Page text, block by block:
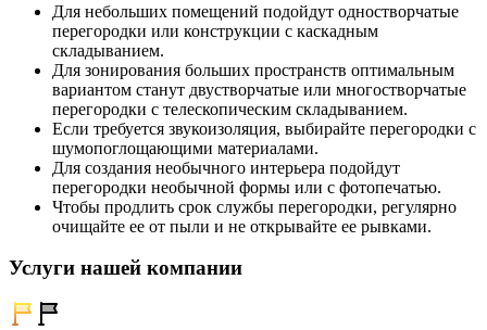
Для небольших помещений подойдут одностворчатые
перегородки или конструкции с каскадным
складыванием.
Для зонирования больших пространств оптимальным
вариантом станут двустворчатые или многостворчатые
перегородки с телескопическим складыванием.
Если требуется звукоизоляция, выбирайте перегородки с
шумопоглощающими материалами.
Для создания необычного интерьера подойдут
перегородки необычной формы или с фотопечатью.
Чтобы продлить срок службы перегородки, регулярно
очищайте ее от пыли и не открывайте ее рывками.
Услуги нашей компании